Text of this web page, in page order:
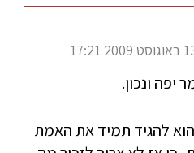
2009 17:21
הוא להגיד תמיד את האמת